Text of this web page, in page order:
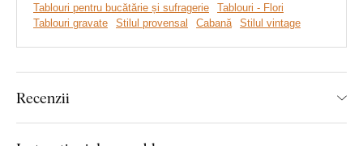
Tablou în stil rustic
Detalii gravate cu precizie
Cadou original pentru o femei
Ideal pentru living
Tablouri pentru bucătărie și sufragerie
Tablouri - Flori
Tablouri gravate
Stilul provensal Cabană Stilul vintage
Recenzii